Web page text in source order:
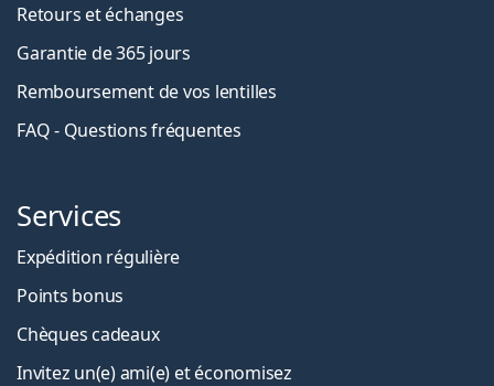
Retours et échanges
Garantie de 365 jours
Remboursement de vos lentilles
FAQ - Questions fréquentes
Services
Expédition régulière
Points bonus
Chèques cadeaux
Invitez un(e) ami(e) et économisez